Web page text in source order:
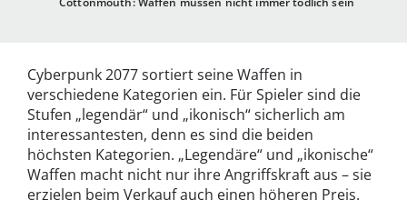
Cyberpunk 2077 sortiert seine Waffen in
verschiedene Kategorien ein. Für Spieler sind die
Stufen „legendär“ und „ikonisch“ sicherlich am
interessantesten, denn es sind die beiden
höchsten Kategorien. „Legendäre“ und „ikonische“
Waffen macht nicht nur ihre Angriffskraft aus – sie
erzielen beim Verkauf auch einen höheren Preis.